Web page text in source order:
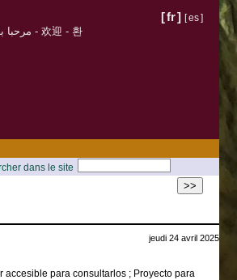
[fr] [es]
>>
dans le site
jeudi 24 avril 2025
para consultarlos ; Proyecto para